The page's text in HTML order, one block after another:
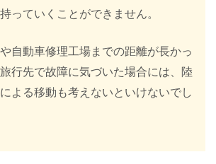
っていくことができません。
自動車修理工場までの距離が長かっ
行先で故障に気づいた場合には、陸
よる移動も考えないといけないでし